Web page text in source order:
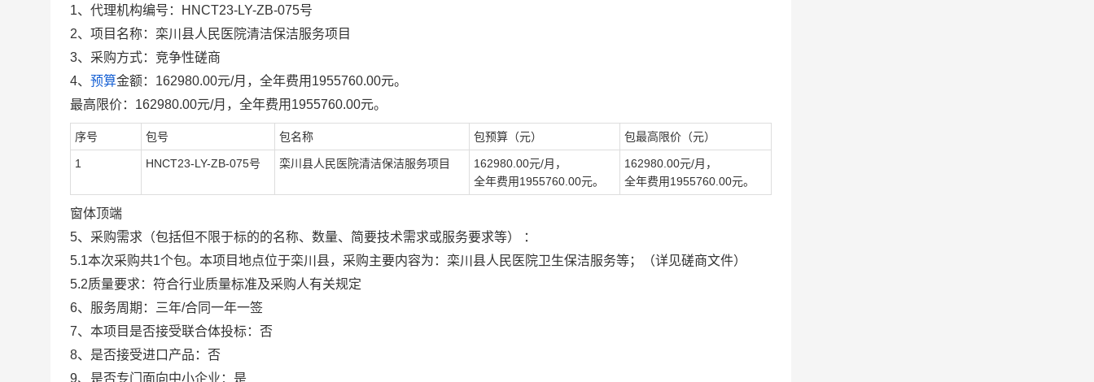
1、代理机构编号：HNCT23-LY-ZB-075号
2、项目名称：栾川县人民医院清洁保洁服务项目
3、采购方式：竞争性磋商
4、 预算金额：162980.00元/月，全年费用1955760.00元。
最高限价：162980.00元/月，全年费用1955760.00元。
序号 包号 包名称 包预算（元） 包最高限价（元）
1 HNCT23-LY-ZB-075号 栾川县人民医院清洁保洁服务项目
162980.00元/月，
全年费用1955760.00元。
162980.00元/月，
全年费用1955760.00元。
窗体顶端
5、采购需求（包括但不限于标的的名称、数量、简要技术需求或服务要求等） ：
5.1本次采购共1个包。本项目地点位于栾川县，采购主要内容为：栾川县人民医院卫生保洁服务等；（详见磋商文件）
5.2质量要求：符合行业质量标准及采购人有关规定
6、服务周期：三年/合同一年一签
7、本项目是否接受联合体投标：否
8、是否接受进口产品：否
9、是否专门面向中小企业：是